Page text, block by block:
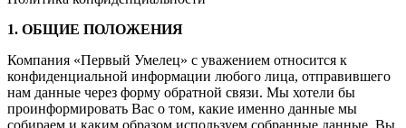
1. ОБЩИЕ ПОЛОЖЕНИЯ
Компания «Первый Умелец» с уважением относится к
конфиденциальной информации любого лица, отправившего
нам данные через форму обратной связи. Мы хотели бы
проинформировать Вас о том, какие именно данные мы